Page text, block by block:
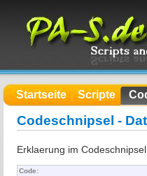
Startseite Scripte
Codeschnipsel -
Erklaerung im Codeschnipsel
Code: